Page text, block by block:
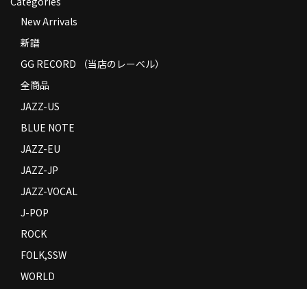
Privacy Policy
特定商取引法に基づく表示
New Arrivals
新譜
GG RECORD （当店のレーベル）
全商品
JAZZ-US
BLUE NOTE
JAZZ-EU
JAZZ-JP
JAZZ-VOCAL
J-POP
ROCK
FOLK,SSW
WORLD